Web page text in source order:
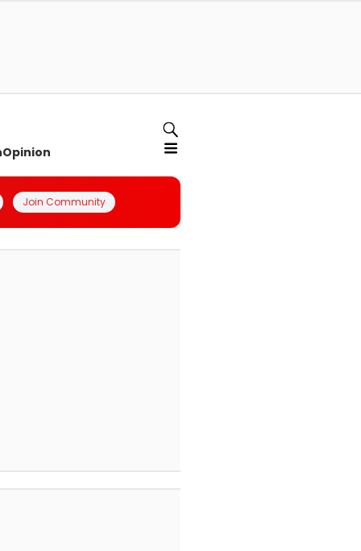
Opinion
Join Community